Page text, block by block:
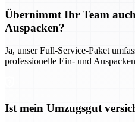
Übernimmt Ihr Team
Auspacken?
Ja, unser Full-Service-Paket
professionelle Ein- und
Ist mein Umzugsgut